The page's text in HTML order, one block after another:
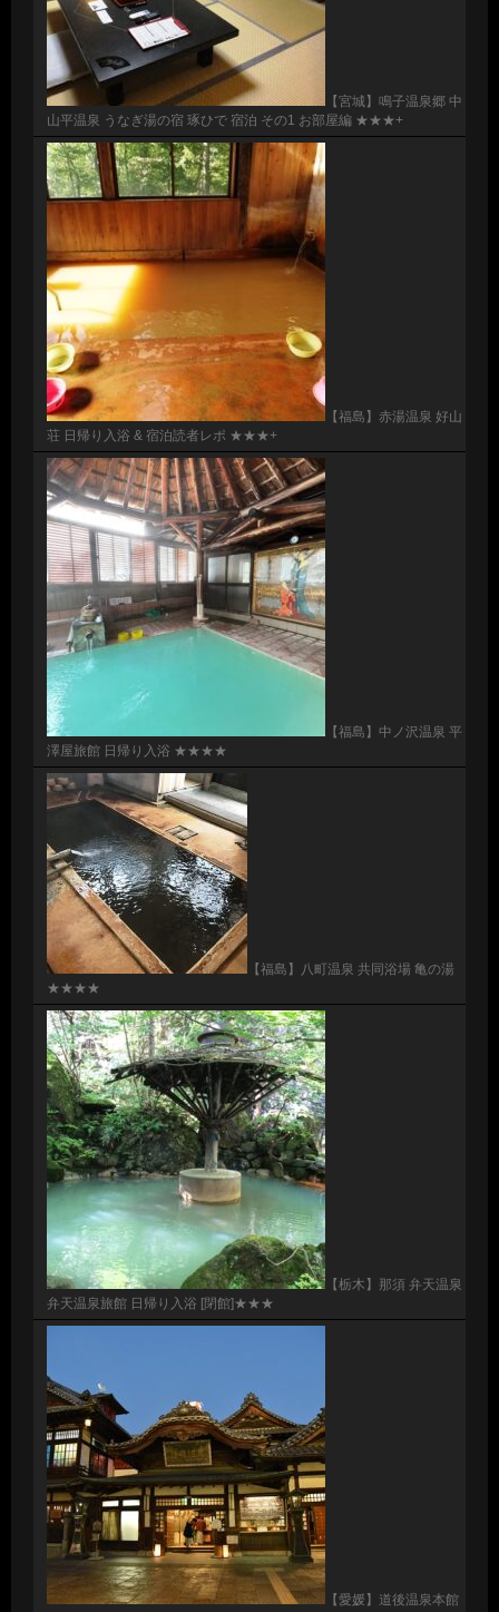
【宮城】鳴子温泉郷 中
山平温泉 うなぎ湯の宿 琢ひで 宿泊 その1 お部屋編 ★★★+
【福島】赤湯温泉 好山
荘 日帰り入浴 & 宿泊読者レポ ★★★+
【福島】中ノ沢温泉 平
澤屋旅館 日帰り入浴 ★★★★
【福島】八町温泉 共同浴場 亀の湯
★★★★
【栃木】那須 弁天温泉
弁天温泉旅館 日帰り入浴 [閉館]★★★
【愛媛】道後温泉本館